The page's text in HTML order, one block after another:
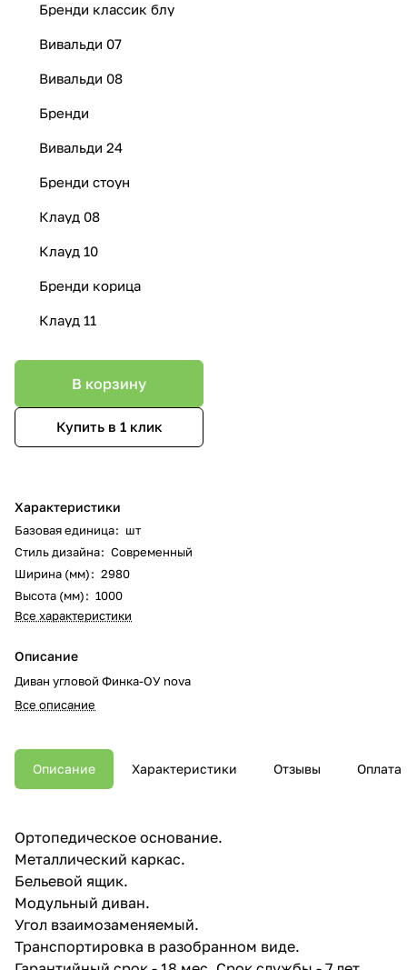
Бренди классик блу
Вивальди 07
Вивальди 08
Бренди
Вивальди 24
Бренди стоун
Клауд 08
Клауд 10
Бренди корица
Клауд 11
В корзину
Купить в 1 клик
Характеристики
Базовая единица: шт
Стиль дизайна: Современный
Ширина (мм): 2980
Высота (мм): 1000
Все характеристики
Описание
Диван угловой Финка-ОУ nova
Все описание
Описание Характеристики Отзывы Оплата
Ортопедическое основание.
Металлический каркас.
Бельевой ящик.
Модульный диван.
Угол взаимозаменяемый.
Транспортировка в разобранном виде.